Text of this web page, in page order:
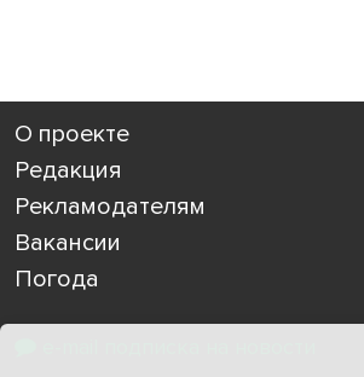
О проекте
Редакция
Рекламодателям
Вакансии
Погода